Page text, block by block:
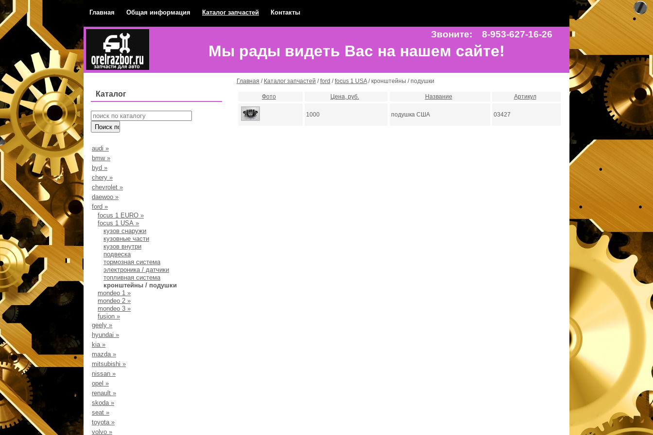
Главная Общая информация Каталог запчастей Контакты
Звоните: 8-953-627-16-26
Мы рады видеть Вас на нашем сайте!
Каталог
audi »
bmw»
byd »
chery »
chevrolet »
daewoo »
ford »
focus 1 EURO »
focus 1 USA »
кузов снаружи
кузовные части
кузов внутри
подвеска
тормозная система
электроника / датчики
топливная система
кронштейны / подушки
mondeo 1 »
mondeo 2 »
mondeo 3 »
fusion »
geely »
hyundai »
kia»
mazda»
mitsubishi »
nissan »
opel »
renault »
skoda»
seat »
toyota»
volvo »
Главная / Каталог запчастей /ford /focus 1 USA/ кронштейны / подушки
Фото Цена, руб. Название Артикул
1000 подушка США 03427